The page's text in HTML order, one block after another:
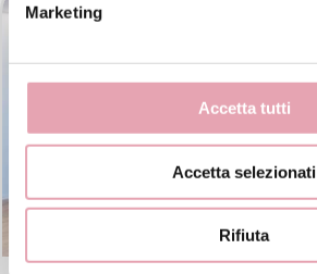
Marketing
Accetta tutti
Accetta selezionati
Rifiuta